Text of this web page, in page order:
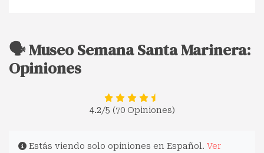
🗣️ Museo Semana Santa Marinera:
Opiniones
4.2/5 (70 Opiniones)
Estás viendo solo opiniones en Español. Ver